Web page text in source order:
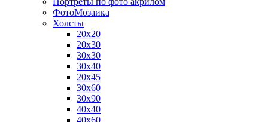
ФотоМозаика
Холсты
20х20
20х30
30х30
30х40
20х45
30х60
30х90
40х40
40х60